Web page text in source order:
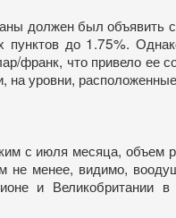
был объявить
до 1.75%.
франк, что привело
на уровни,
с июля месяца,
менее, видимо,
и